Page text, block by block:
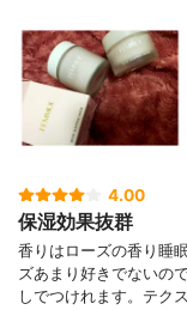
4.00
保湿効果抜群
香りはローズの香り睡
ズあまり好きでないの
しでつけれます。テク